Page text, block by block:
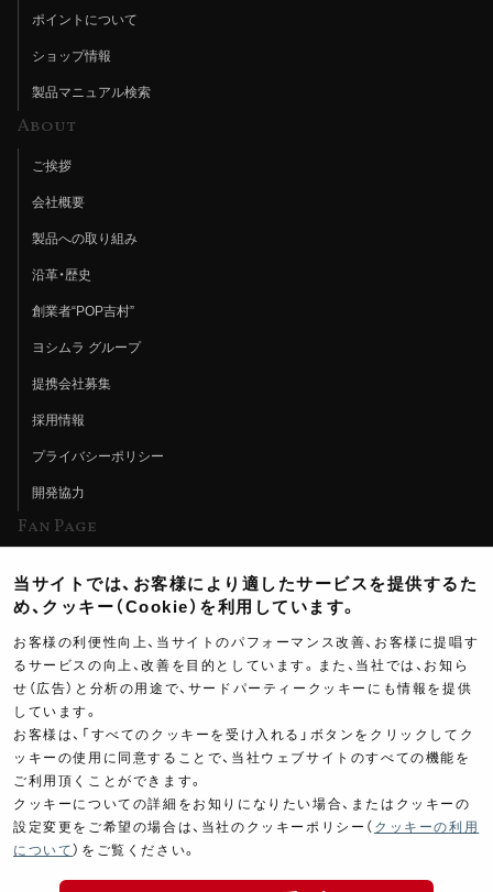
ポイントについて
ショップ情報
製品マニュアル検索
About
ご挨拶
会社概要
製品への取り組み
沿革・歴史
創業者“POP吉村”
ヨシムラ グループ
提携会社募集
採用情報
プライバシーポリシー
開発協力
Fan Page
ヨシムラTV
イベント情報
イベントスケジュール
ツーリングブレイクタイム
製品ポスター
当サイトでは、お客様により適したサービスを提供するた
め、クッキー（Cookie）を利用しています。
お客様の利便性向上、当サイトのパフォーマンス改善、お客様に提唱す
るサービスの向上、改善を目的としています。また、当社では、お知ら
せ（広告）と分析の用途で、サードパーティークッキーにも情報を提供
しています。
お客様は、「すべてのクッキーを受け入れる」ボタンをクリックしてク
ッキーの使用に同意することで、当社ウェブサイトのすべての機能を
ご利用頂くことができます。
クッキーについての詳細をお知りになりたい場合、またはクッキーの
設定変更をご希望の場合は、当社のクッキーポリシー（ クッキーの利用
について ）をご覧ください。